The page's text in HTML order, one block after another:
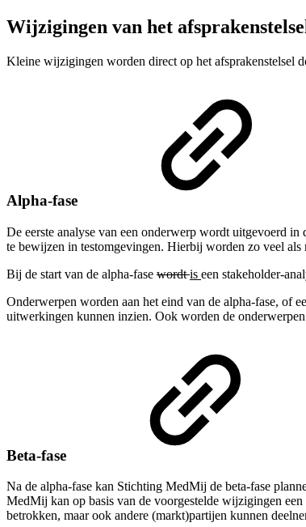
Wijzigingen van het
Kleine wijzigingen worden direct op het afsprakenstelsel
Alpha-fase
De eerste analyse van een onderwerp wordt uitgevoerd
te bewijzen in testomgevingen. Hierbij worden zo veel
Bij de start van de alpha-fase wordtis een stakeholder-
Onderwerpen worden aan het eind van de alpha-fase, of
uitwerkingen kunnen inzien. Ook worden de onderwerpen
Beta-fase
Na de alpha-fase kan Stichting MedMij de beta-fase
MedMij kan op basis van de voorgestelde wijzigingen
betrokken, maar ook andere (markt)partijen kunnen